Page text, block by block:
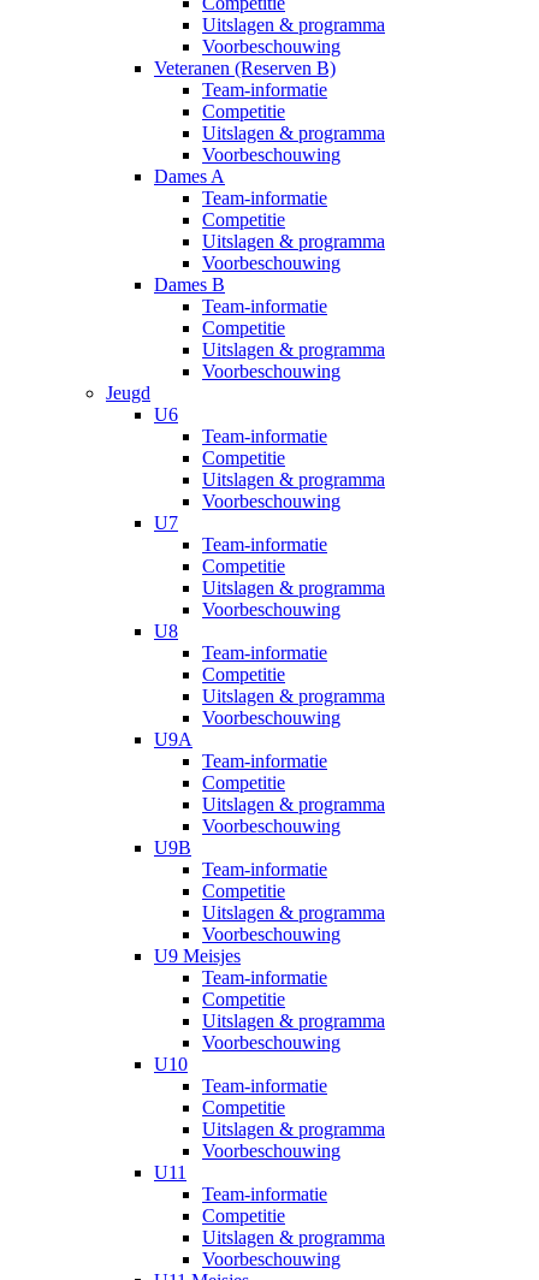
Uitslagen & programma
Voorbeschouwing
Veteranen (Reserven B)
Team-informatie
Competitie
Uitslagen & programma
Voorbeschouwing
Dames A
Team-informatie
Competitie
Uitslagen & programma
Voorbeschouwing
Dames B
Team-informatie
Competitie
Uitslagen & programma
Voorbeschouwing
Jeugd
U6
Team-informatie
Competitie
Uitslagen & programma
Voorbeschouwing
U7
Team-informatie
Competitie
Uitslagen & programma
Voorbeschouwing
U8
Team-informatie
Competitie
Uitslagen & programma
Voorbeschouwing
U9A
Team-informatie
Competitie
Uitslagen & programma
Voorbeschouwing
U9B
Team-informatie
Competitie
Uitslagen & programma
Voorbeschouwing
U9 Meisjes
Team-informatie
Competitie
Uitslagen & programma
Voorbeschouwing
U10
Team-informatie
Competitie
Uitslagen & programma
Voorbeschouwing
U11
Team-informatie
Competitie
Uitslagen & programma
Voorbeschouwing